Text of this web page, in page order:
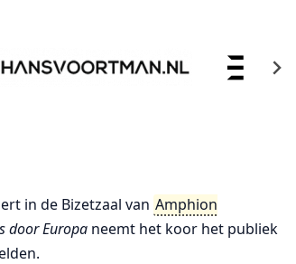
in de Bizetzaal van Amphion
door Europa neemt het koor het publiek